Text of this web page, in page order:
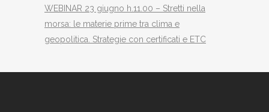
WEBINAR 23 giugno h.11.00 – Stretti nella
morsa: le materie prime tra clima e
geopolitica. Strategie con certificati e ETC